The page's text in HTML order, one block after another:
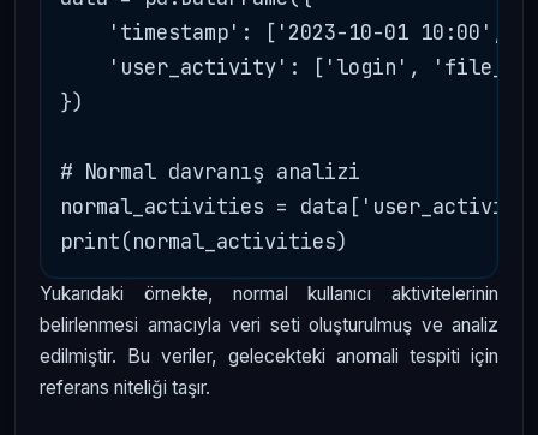
'timestamp': ['2023-10-01 10:00',
'user_activity': ['login',
})
# Normal davranış analizi
normal_activities =
Yukarıdaki örnekte, normal kullanıcı aktivitelerinin
belirlenmesi amacıyla veri seti oluşturulmuş ve analiz
edilmiştir. Bu veriler, gelecekteki anomali tespiti için
referans niteliği taşır.